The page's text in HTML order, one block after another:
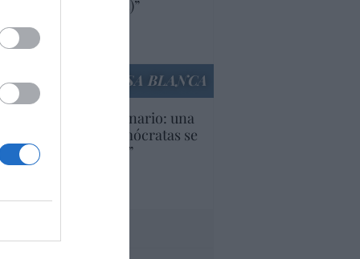
(y europeas)”
Sánchez Arjona
anteriores
LA CASA BLANCA
Inquietante escenario: una
parte de los demócratas se
como “socialista”